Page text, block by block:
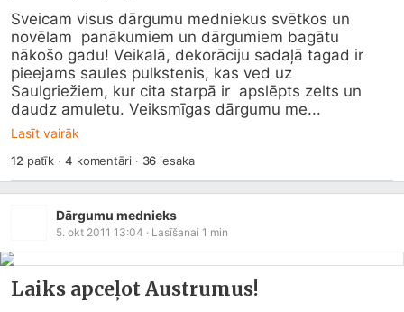
Sveicam visus dārgumu medniekus svētkos un
novēlam  panākumiem un dārgumiem bagātu
nākošo gadu! Veikalā, dekorāciju sadaļā tagad ir
pieejams saules pulkstenis, kas ved uz
Saulgriežiem, kur cita starpā ir  apslēpts zelts un
daudz amuletu. Veiksmīgas dārgumu me...
Lasīt vairāk
12 patīk · 4 komentāri · 36 iesaka
Dārgumu mednieks
5. okt 2011 13:04 · Lasīšanai 1 min
Laiks apceļot Austrumus!